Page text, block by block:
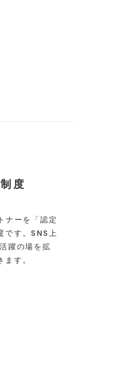
度
ナーを「認定
です。SNS上
躍の場を拡
す。